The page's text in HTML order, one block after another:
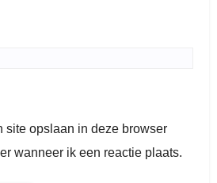
site opslaan in deze browser
wanneer ik een reactie plaats.